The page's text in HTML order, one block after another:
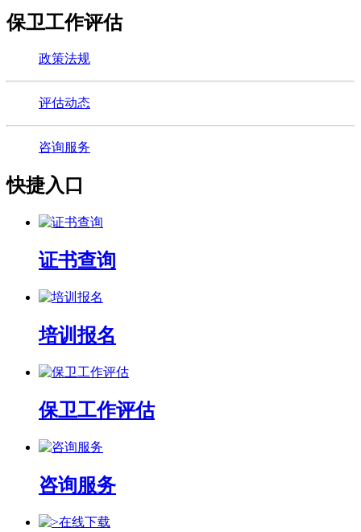
保卫工作评估
政策法规
评估动态
咨询服务
快捷入口
证书查询
培训报名
保卫工作评估
咨询服务